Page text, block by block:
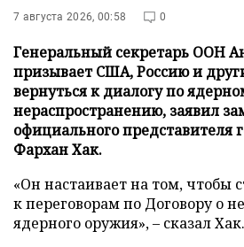
7 августа 2026, 00:58 0
Генеральный секретарь ООН
призывает США, Россию и
вернутьcя к диалогу по
нераспространению, заявил
официального представителя
Фархан Хак.
«Он настаивает на том, чтобы
к переговорам по Договору о
ядерного оружия», – сказал Хак.